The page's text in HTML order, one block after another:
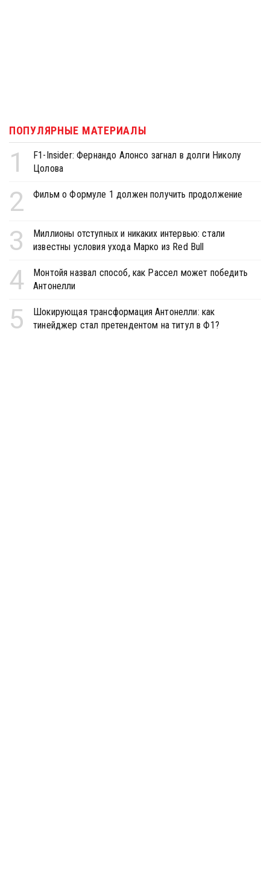
ПОПУЛЯРНЫЕ МАТЕРИАЛЫ
1
F1-Insider: Фернандо Алонсо загнал в долги Николу
Цолова
2 Фильм о Формуле 1 должен получить продолжение
3
Миллионы отступных и никаких интервью: стали
известны условия ухода Марко из Red Bull
4
Монтойя назвал способ, как Рассел может победить
Антонелли
5
Шокирующая трансформация Антонелли: как
тинейджер стал претендентом на титул в Ф1?